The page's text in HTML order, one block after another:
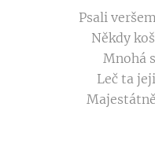
Psali
Někdy
Mnohá
Leč ta